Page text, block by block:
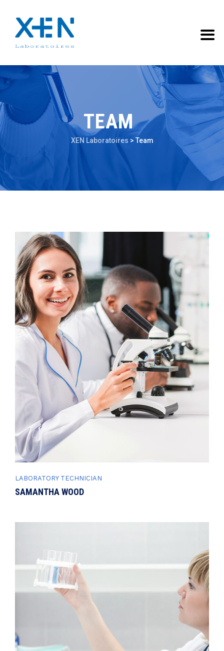
TEAM
XEN Laboratoires >Team
LABORATORY TECHNICIAN
SAMANTHA WOOD